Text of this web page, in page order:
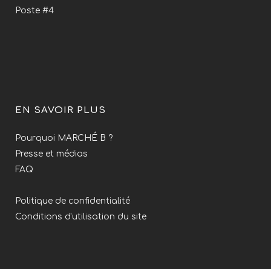
Poste #4
EN SAVOIR PLUS
Pourquoi MARCHÉ B ?
Presse et médias
FAQ
Politique de confidentialité
Conditions d'utilisation du site